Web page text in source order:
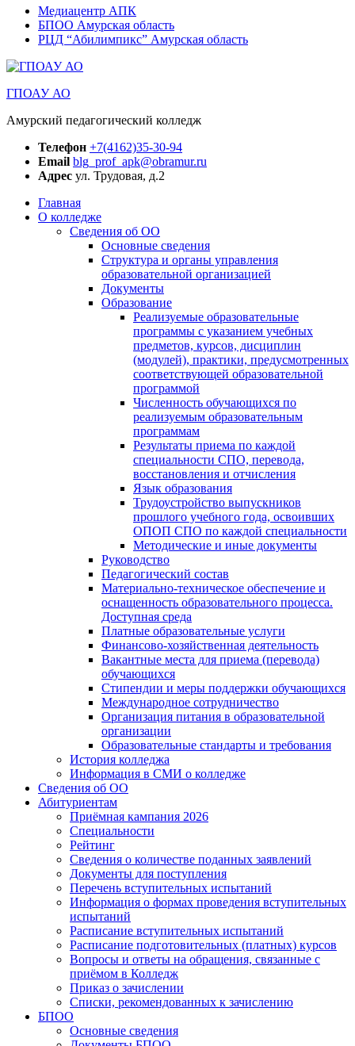
Медиацентр АПК
БПОО Амурская область
РЦД “Абилимпикс” Амурская область
ГПОАУ АО
Амурский педагогический колледж
Телефон +7(4162)35-30-94
Email blg_prof_apk@obramur.ru
Адрес ул. Трудовая, д.2
Главная
О колледже
Сведения об ОО
Основные сведения
Структура и органы управления
образовательной организацией
Документы
Образование
Реализуемые образовательные
программы с указанием учебных
предметов, курсов, дисциплин
(модулей), практики, предусмотренных
соответствующей образовательной
программой
Численность обучающихся по
реализуемым образовательным
программам
Результаты приема по каждой
специальности СПО, перевода,
восстановления и отчисления
Язык образования
Трудоустройство выпускников
прошлого учебного года, освоивших
ОПОП СПО по каждой специальности
Методические и иные документы
Руководство
Педагогический состав
Материально-техническое обеспечение и
оснащенность образовательного процесса.
Доступная среда
Платные образовательные услуги
Финансово-хозяйственная деятельность
Вакантные места для приема (перевода)
обучающихся
Стипендии и меры поддержки обучающихся
Международное сотрудничество
Организация питания в образовательной
организации
Образовательные стандарты и требования
История колледжа
Информация в СМИ о колледже
Сведения об ОО
Абитуриентам
Приёмная кампания 2026
Специальности
Рейтинг
Сведения о количестве поданных заявлений
Документы для поступления
Перечень вступительных испытаний
Информация о формах проведения вступительных
испытаний
Расписание вступительных испытаний
Расписание подготовительных (платных) курсов
Вопросы и ответы на обращения, связанные с
приёмом в Колледж
Приказ о зачислении
Списки, рекомендованных к зачислению
БПОО
Основные сведения